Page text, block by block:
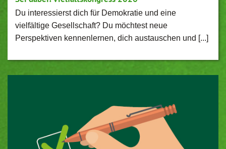
Du interessierst dich für Demokratie und eine
vielfältige Gesellschaft? Du möchtest neue
Perspektiven kennenlernen, dich austauschen und [...]